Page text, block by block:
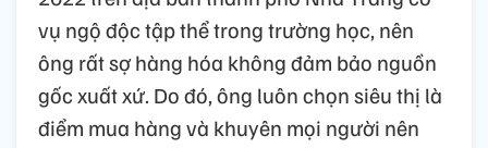
vụ ngộ độc tập thể trong trường học, nên
ông rất sợ hàng hóa không đảm bảo nguồn
gốc xuất xứ. Do đó, ông luôn chọn siêu thị là
điểm mua hàng và khuyên mọi người nên